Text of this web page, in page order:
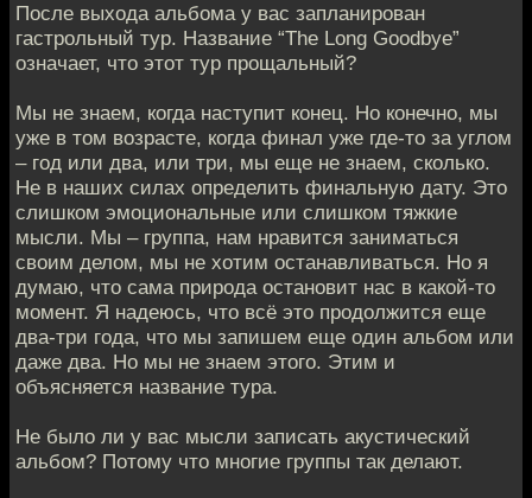
После выхода альбома у вас запланирован
гастрольный тур. Название “The Long Goodbye”
означает, что этот тур прощальный?
Мы не знаем, когда наступит конец. Но конечно, мы
уже в том возрасте, когда финал уже где-то за углом
– год или два, или три, мы еще не знаем, сколько.
Не в наших силах определить финальную дату. Это
слишком эмоциональные или слишком тяжкие
мысли. Мы – группа, нам нравится заниматься
своим делом, мы не хотим останавливаться. Но я
думаю, что сама природа остановит нас в какой-то
момент. Я надеюсь, что всё это продолжится еще
два-три года, что мы запишем еще один альбом или
даже два. Но мы не знаем этого. Этим и
объясняется название тура.
Не было ли у вас мысли записать акустический
альбом? Потому что многие группы так делают.